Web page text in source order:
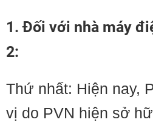
1. Đối với nhà máy
2:
Thứ nhất: Hiện nay,
vị do PVN hiện sở